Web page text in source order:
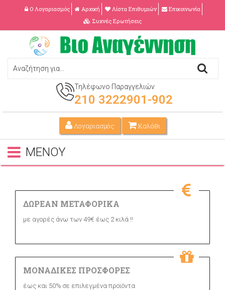
Ο Λογαριασμός Αρχική Λίστα Επιθυμιών
Επικοινωνία
Συχνές Ερωτήσεις
Τηλέφωνο Παραγγελιών
210 3222901-902
Λογαριασμός Καλάθι
ΜΕΝΟΥ
ΔΩΡΕΑΝ ΜΕΤΑΦΟΡΙΚΑ
με αγορές άνω των 49€ έως 2 κιλά !!
ΜΟΝΑΔΙΚΕΣ ΠΡΟΣΦΟΡΕΣ
έως και 50% σε επιλεγμένα προϊόντα